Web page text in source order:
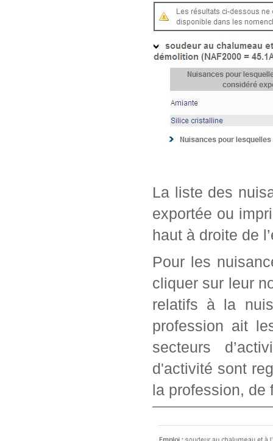
La liste des
exportée ou
haut à droite de
Pour les
cliquer sur leur
relatifs à la
profession ait
secteurs
d'activité sont
la profession, de